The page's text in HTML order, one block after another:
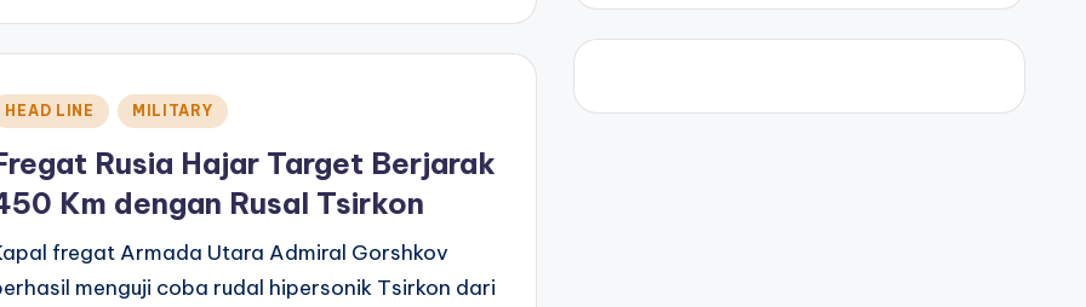
HEAD LINE MILITARY
Rusia Hajar Target Berjarak
Km dengan Rusal Tsirkon
fregat Armada Utara Admiral Gorshkov
menguji coba rudal hipersonik Tsirkon dari